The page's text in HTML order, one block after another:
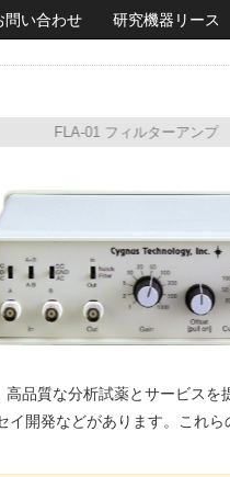
問い合わせ 研究機器リース
FLA-01 フィルターアンプ
品質な分析試薬とサービス
開発などがあります。これ